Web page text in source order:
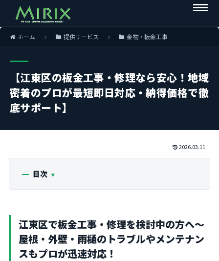
ホーム 提供サービス 金物・板金工事
【江東区の板金工事・修理なら安心！地域
密着のプロが最短即日対応・納得価格で徹
底サポート】
2026.03.11
目次
江東区で板金工事・修理を検討中の方へ～
屋根・外壁・雨樋のトラブルやメンテナン
スもプロが迅速対応！